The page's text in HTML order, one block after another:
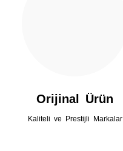
Orijinal Ürün
Kaliteli ve Prestijli Markalar